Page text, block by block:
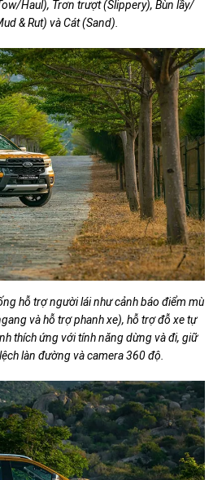
Haul), Trơn trượt (Slippery), Bùn lầy/
& Rut) và Cát (Sand).
hỗ trợ người lái như cảnh báo điểm mù
và hỗ trợ phanh xe), hỗ trợ đỗ xe tự
thích ứng với tính năng dừng và đi, giữ
làn đường và camera 360 độ.